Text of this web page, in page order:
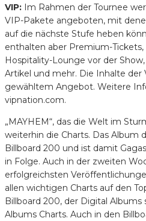
VIP: Im Rahmen der Tournee
VIP-Pakete angeboten, mit
auf die nächste Stufe heben
enthalten aber Premium-
Hospitality-Lounge vor der
Artikel und mehr. Die Inhalte der
gewähltem Angebot. Weitere
vipnation.com.
„MAYHEM“, das die Welt im
weiterhin die Charts. Das Album
Billboard 200 und ist damit
in Folge. Auch in der zweiten
erfolgreichsten
allen wichtigen Charts auf den
Billboard 200, der Digital Albums
Albums Charts. Auch in den